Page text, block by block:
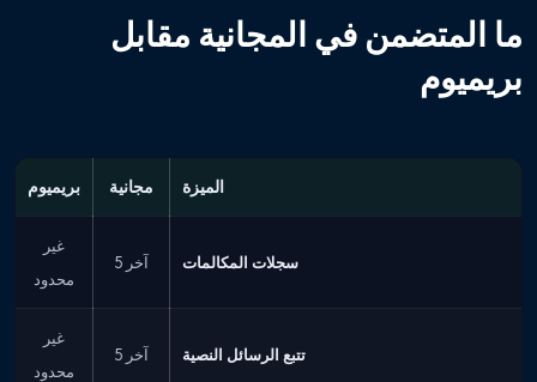
ما المتضمن في المجانية مقابل
بريميوم
الميزة مجانية بريميوم
سجلات المكالمات آخر 5
غير
محدود
تتبع الرسائل النصية آخر 5
غير
محدود